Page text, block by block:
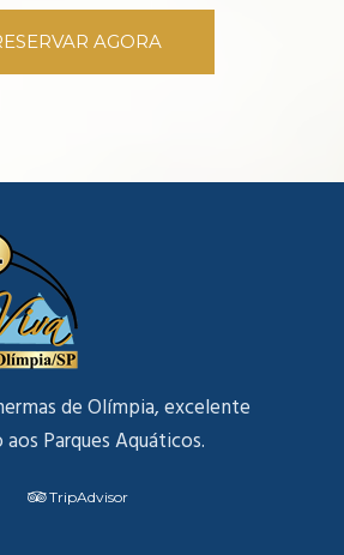
AGORA
de Olímpia, excelente
Parques Aquáticos.
TripAdvisor